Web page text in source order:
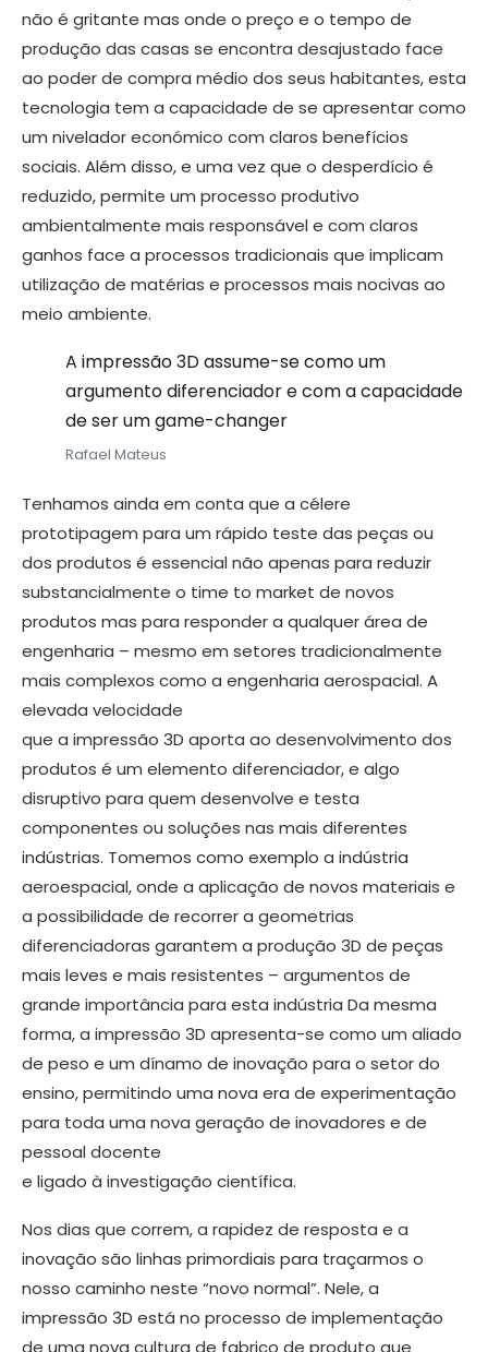
não é gritante mas onde o preço e o tempo de
produção das casas se encontra desajustado face
ao poder de compra médio dos seus habitantes, esta
tecnologia tem a capacidade de se apresentar como
um nivelador económico com claros benefícios
sociais. Além disso, e uma vez que o desperdício é
reduzido, permite um processo produtivo
ambientalmente mais responsável e com claros
ganhos face a processos tradicionais que implicam
utilização de matérias e processos mais nocivas ao
meio ambiente.
A impressão 3D assume-se como um
argumento diferenciador e com a capacidade
de ser um game-changer
Rafael Mateus
Tenhamos ainda em conta que a célere
prototipagem para um rápido teste das peças ou
dos produtos é essencial não apenas para reduzir
substancialmente o time to market de novos
produtos mas para responder a qualquer área de
engenharia – mesmo em setores tradicionalmente
mais complexos como a engenharia aerospacial. A
elevada velocidade
que a impressão 3D aporta ao desenvolvimento dos
produtos é um elemento diferenciador, e algo
disruptivo para quem desenvolve e testa
componentes ou soluções nas mais diferentes
indústrias. Tomemos como exemplo a indústria
aeroespacial, onde a aplicação de novos materiais e
a possibilidade de recorrer a geometrias
diferenciadoras garantem a produção 3D de peças
mais leves e mais resistentes – argumentos de
grande importância para esta indústria Da mesma
forma, a impressão 3D apresenta-se como um aliado
de peso e um dínamo de inovação para o setor do
ensino, permitindo uma nova era de experimentação
para toda uma nova geração de inovadores e de
pessoal docente
e ligado à investigação científica.
Nos dias que correm, a rapidez de resposta e a
inovação são linhas primordiais para traçarmos o
nosso caminho neste “novo normal”. Nele, a
impressão 3D está no processo de implementação
de uma nova cultura de fabrico de produto que